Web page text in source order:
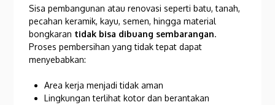
Sisa pembangunan atau renovasi seperti batu, tanah,
pecahan keramik, kayu, semen, hingga material
bongkaran tidak bisa dibuang sembarangan.
Proses pembersihan yang tidak tepat dapat
menyebabkan:
Area kerja menjadi tidak aman
Lingkungan terlihat kotor dan berantakan